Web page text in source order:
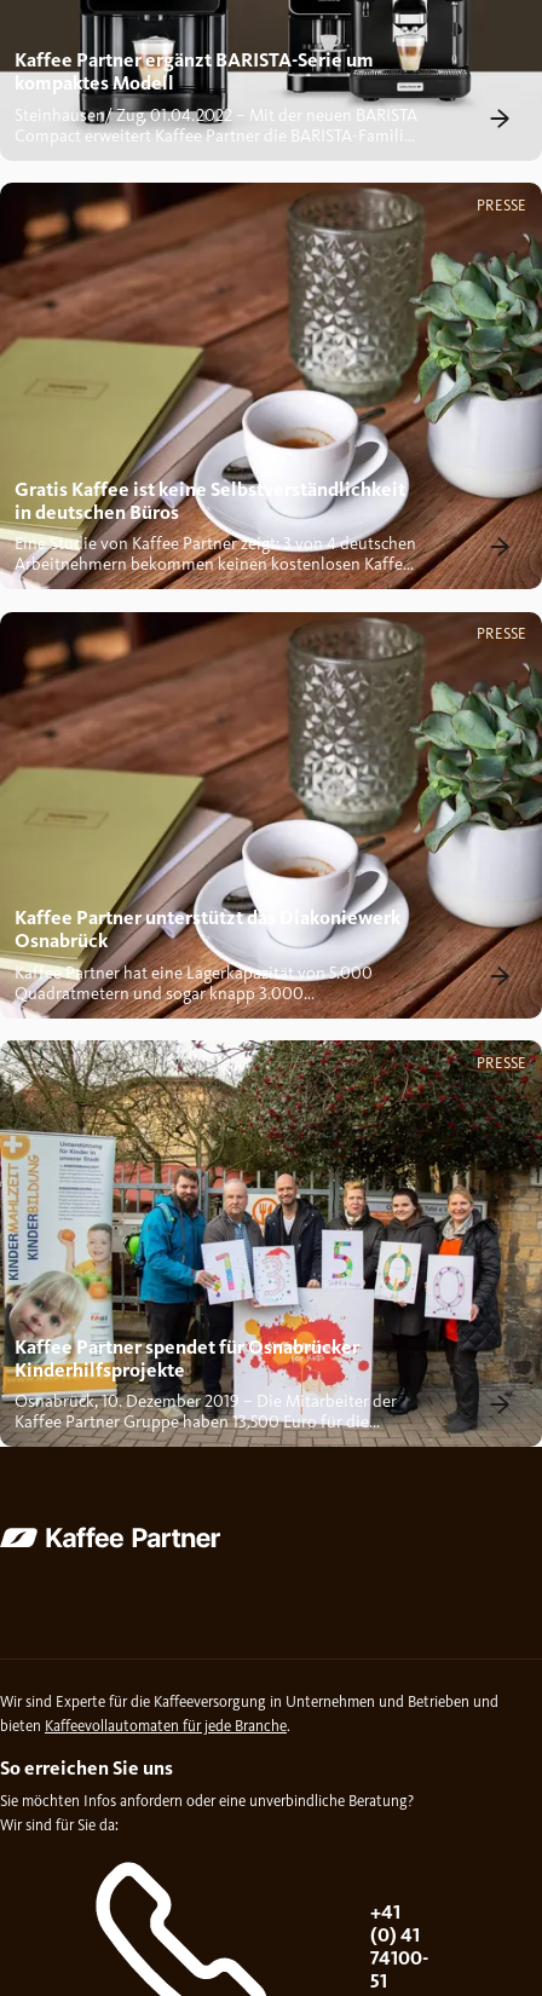
Kaffee Partner ergänzt BARISTA-Serie um
kompaktes Modell
Steinhausen/ Zug, 01.04.2022 – Mit der neuen BARISTA
Compact erweitert Kaffee Partner die BARISTA-Familie
PRESSE
Gratis Kaffee ist keine Selbstverständlichkeit
in deutschen Büros
Eine Studie von Kaffee Partner zeigt: 3 von 4 deutschen
Arbeitnehmern bekommen keinen kostenlosen Kaffee
vom...
PRESSE
Kaffee Partner unterstützt das Diakoniewerk
Osnabrück
Kaffee Partner hat eine Lagerkapazität von 5.000
Quadratmetern und sogar knapp 3.000
Palettenstellplätze. Dennoch kann...
PRESSE
Kaffee Partner spendet für Osnabrücker
Kinderhilfsprojekte
Osnabrück, 10. Dezember 2019 – Die Mitarbeiter der
Kaffee Partner Gruppe haben 13.500 Euro für die
Osnabrücker...
Wir sind Experte für die Kaffeeversorgung in Unternehmen und Betrieben und
bieten Kaffeevollautomaten für jede Branche.
So erreichen Sie uns
Sie möchten Infos anfordern oder eine unverbindliche Beratung?
Wir sind für Sie da:
+41
(0) 41
74100-
51